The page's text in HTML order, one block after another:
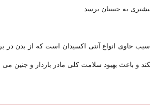
به جنینتان برسد.
حاوی انواع آنتی اکسیدان است که از بدن در
و باعث بهبود سلامت کلی مادر باردار و جنین می